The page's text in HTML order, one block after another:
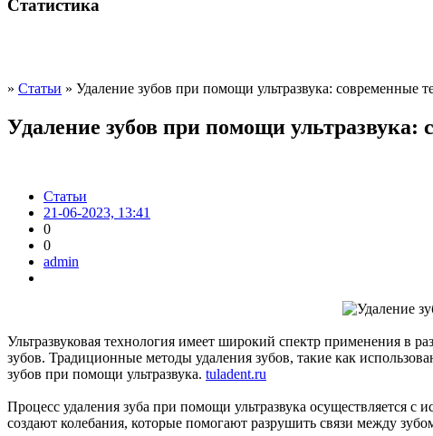
Статистика
» Статьи » Удаление зубов при помощи ультразвука: современные
Удаление зубов при помощи ультразвука:
Статьи
21-06-2023, 13:41
0
0
admin
Ультразвуковая технология имеет широкий спектр применения в
зубов. Традиционные методы удаления зубов, такие как
зубов при помощи ультразвука. tuladent.ru
Процесс удаления зуба при помощи ультразвука осуществляется с
создают колебания, которые помогают разрушить связи между